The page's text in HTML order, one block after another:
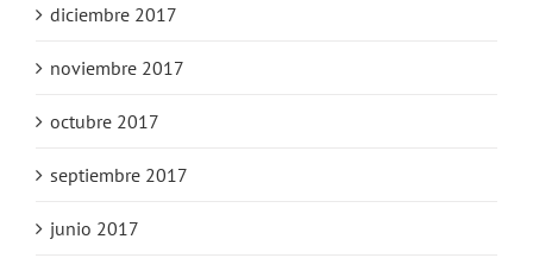
diciembre 2017
noviembre 2017
octubre 2017
septiembre 2017
junio 2017